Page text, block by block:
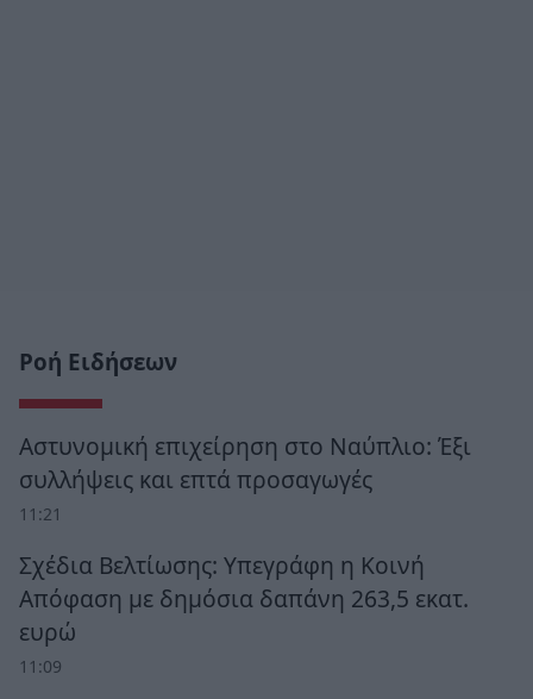
Ροή Ειδήσεων
Αστυνομική επιχείρηση στο Ναύπλιο: Έξι
συλλήψεις και επτά προσαγωγές
11:21
Σχέδια Βελτίωσης: Υπεγράφη η Κοινή
Απόφαση με δημόσια δαπάνη 263,5 εκατ.
ευρώ
11:09